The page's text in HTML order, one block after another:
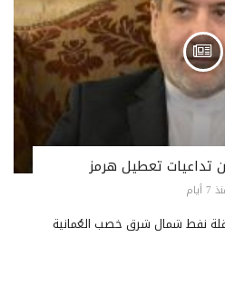
تداعيات تعطيل هرمز
أيام
نفط شمال شرق خصب العُمانية